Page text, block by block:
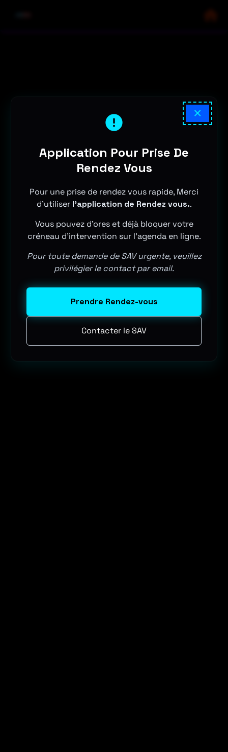
×
Application Pour Prise De
Rendez Vous
Pour une prise de rendez vous rapide, Merci
d'utiliser l'application de Rendez vous..
Vous pouvez d'ores et déjà bloquer votre
créneau d'intervention sur l'agenda en ligne.
Pour toute demande de SAV urgente, veuillez
privilégier le contact par email.
Prendre Rendez-vous
Contacter le SAV